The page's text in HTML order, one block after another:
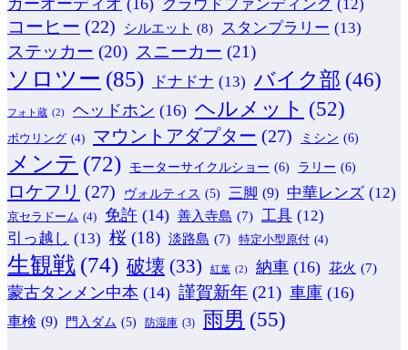
クラウドファンディング (12)
コーヒー (22) シルエット (8) スタンプラリー (13)
ステッカー (20) スニーカー (21)
ソロツー (85) ドナドナ (13) バイク部 (46)
フォト蔵 (2) ヘッドホン (16) ヘルメット (52)
ボウリング (4) マウントアダプター (27) ミシン (6)
メンテ (72) モーターサイクルショー (6) ラリー (6)
ロケフリ (27) ヴォルティス (5) 三脚 (9) 中華レンズ (12)
京セラドーム (4) 免許 (14) 善入寺島 (7) 工具 (12)
引っ越し (13) 桜 (18) 淡路島 (7) 特定小型原付 (4)
生観戦 (74) 破壊 (33) 紅葉 (2) 納車 (16) 花火 (7)
蒙古タンメン中本 (14) 謹賀新年 (21) 車庫 (16)
車検 (9) 門入ダム (5) 防湿庫 (3) 雨男 (55)